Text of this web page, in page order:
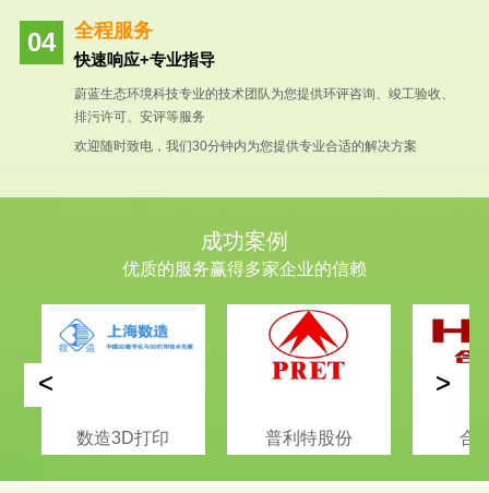
全程服务
快速响应+专业指导
蔚蓝生态环境科技专业的技术团队为您提供环评咨询、竣工验收、
排污许可、安评等服务
欢迎随时致电，我们30分钟内为您提供专业合适的解决方案
成功案例
优质的服务赢得多家企业的信赖
数造3D打印 普利特股份 合
< >